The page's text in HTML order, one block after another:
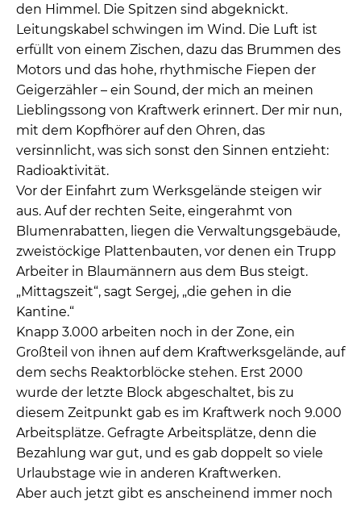
den Himmel. Die Spitzen sind abgeknickt.
Leitungskabel schwingen im Wind. Die Luft ist
erfüllt von einem Zischen, dazu das Brummen des
Motors und das hohe, rhythmische Fiepen der
Geigerzähler – ein Sound, der mich an meinen
Lieblingssong von Kraftwerk erinnert. Der mir nun,
mit dem Kopfhörer auf den Ohren, das
versinnlicht, was sich sonst den Sinnen entzieht:
Radioaktivität.
Vor der Einfahrt zum Werksgelände steigen wir
aus. Auf der rechten Seite, eingerahmt von
Blumenrabatten, liegen die Verwaltungsgebäude,
zweistöckige Plattenbauten, vor denen ein Trupp
Arbeiter in Blaumännern aus dem Bus steigt.
„Mittagszeit“, sagt Sergej, „die gehen in die
Kantine.“
Knapp 3.000 arbeiten noch in der Zone, ein
Großteil von ihnen auf dem Kraftwerksgelände, auf
dem sechs Reaktorblöcke stehen. Erst 2000
wurde der letzte Block abgeschaltet, bis zu
diesem Zeitpunkt gab es im Kraftwerk noch 9.000
Arbeitsplätze. Gefragte Arbeitsplätze, denn die
Bezahlung war gut, und es gab doppelt so viele
Urlaubstage wie in anderen Kraftwerken.
Aber auch jetzt gibt es anscheinend immer noch